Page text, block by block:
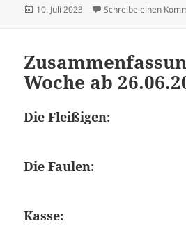
Veröffentlicht
10. Juli 2023 Schreibe einen
Woche ab
Die Fleißigen:
Die Faulen:
Kasse: